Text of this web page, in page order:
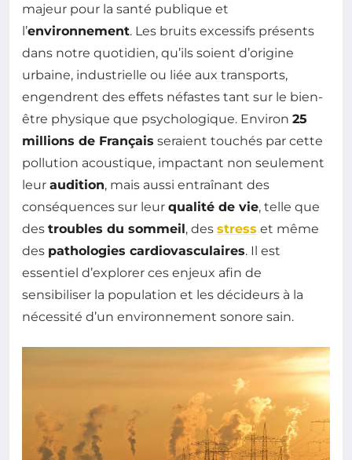
majeur pour la santé publique et
l’environnement. Les bruits excessifs présents
dans notre quotidien, qu’ils soient d’origine
urbaine, industrielle ou liée aux transports,
engendrent des effets néfastes tant sur le bien-
être physique que psychologique. Environ 25
millions de Français seraient touchés par cette
pollution acoustique, impactant non seulement
leur audition, mais aussi entraînant des
conséquences sur leur qualité de vie, telle que
des troubles du sommeil, des stress et même
des pathologies cardiovasculaires. Il est
essentiel d’explorer ces enjeux afin de
sensibiliser la population et les décideurs à la
nécessité d’un environnement sonore sain.